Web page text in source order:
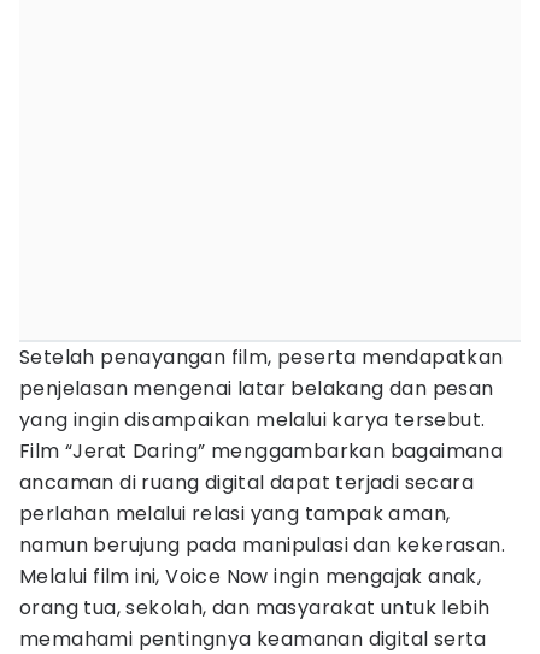
Setelah penayangan film, peserta mendapatkan
penjelasan mengenai latar belakang dan pesan
yang ingin disampaikan melalui karya tersebut.
Film “Jerat Daring” menggambarkan bagaimana
ancaman di ruang digital dapat terjadi secara
perlahan melalui relasi yang tampak aman,
namun berujung pada manipulasi dan kekerasan.
Melalui film ini, Voice Now ingin mengajak anak,
orang tua, sekolah, dan masyarakat untuk lebih
memahami pentingnya keamanan digital serta